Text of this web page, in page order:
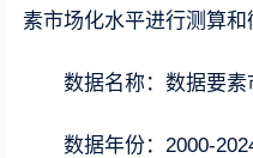
素市场化水平进行测算和
数据名称：数据要
数据年份：2000-